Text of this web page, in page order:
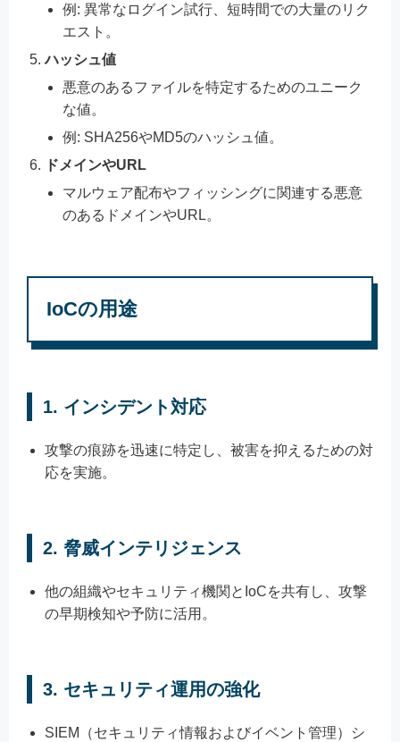
例: 異常なログイン試行、短時間での大量のリク
エスト。
ハッシュ値
悪意のあるファイルを特定するためのユニーク
な値。
例: SHA256やMD5のハッシュ値。
ドメインやURL
マルウェア配布やフィッシングに関連する悪意
のあるドメインやURL。
IoCの用途
1. インシデント対応
攻撃の痕跡を迅速に特定し、被害を抑えるための対
応を実施。
2. 脅威インテリジェンス
他の組織やセキュリティ機関とIoCを共有し、攻撃
の早期検知や予防に活用。
3. セキュリティ運用の強化
SIEM（セキュリティ情報およびイベント管理）シ